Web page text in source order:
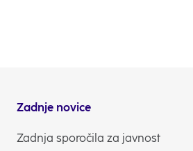
Zadnje novice
Zadnja sporočila za javnost